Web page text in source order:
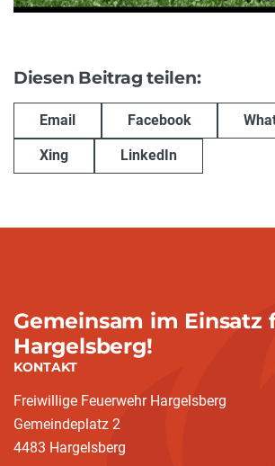
Diesen Beitrag teilen:
Email Facebook
Xing LinkedIn
Gemeinsam im Einsatz
Hargelsberg!
KONTAKT
Freiwillige Feuerwehr Hargelsberg
Gemeindeplatz 2
4483 Hargelsberg